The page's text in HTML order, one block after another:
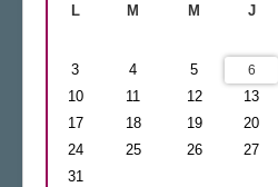
L M M J
3
4 5 6
10
11 12 13
17
18 19 20
24
25 26 27
31